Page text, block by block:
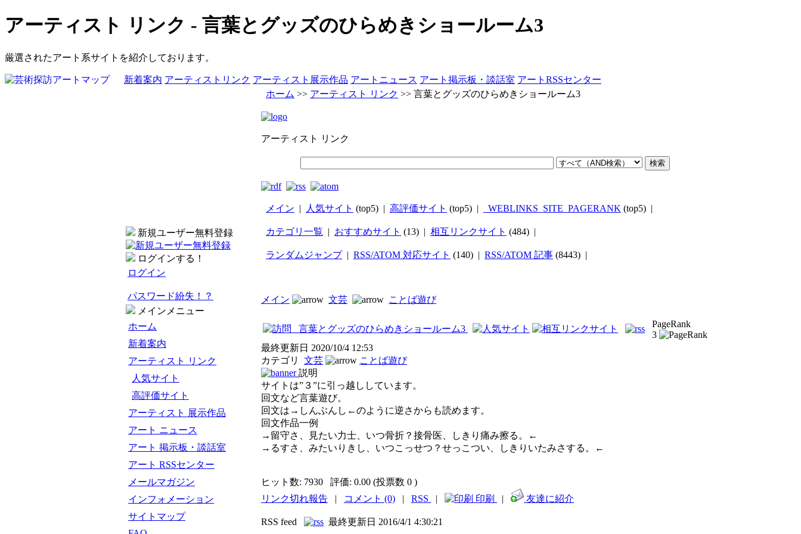
アーティスト リンク - 言葉とグッズのひらめきショールーム3
厳選されたアート系サイトを紹介しております。
新着案内 アーティストリンク アーティスト展示作品 アートニュース アート掲示板・談話室 アートRSSセンター
新規ユーザー無料登録
ログインする！
ログイン
パスワード紛失！？
メインメニュー
ホーム
新着案内
アーティスト リンク
人気サイト
高評価サイト
アーティスト 展示作品
アート ニュース
アート 掲示板・談話室
アート RSSセンター
メールマガジン
インフォメーション
サイトマップ
ホーム >> アーティスト リンク >> 言葉とグッズのひらめきショールーム3
アーティスト リンク
メイン | 人気サイト (top5) | 高評価サイト (top5) | _WEBLINKS_SITE_PAGERANK (top5) |
カテゴリ一覧 | おすすめサイト (13) | 相互リンクサイト (484) |
ランダムジャンプ| RSS/ATOM 対応サイト (140) | RSS/ATOM 記事 (8443) |
メイン 文芸 ことば遊び
言葉とグッズのひらめきショールーム3
PageRank
3
最終更新日 2020/10/4 12:53
カテゴリ
文芸
ことば遊び
説明
サイトは”３”に引っ越ししています。
回文など言葉遊び。
回文は→しんぶんし←のように逆さからも読めます。
回文作品一例
→留守さ、見たい力士、いつ骨折？接骨医、しきり痛み擦る。←
→るすさ、みたいりきし、いつこっせつ？せっこつい、しきりいたみさする。←
ヒット数: 7930 評価: 0.00 (投票数 0 )
リンク切れ報告 | コメント (0) | RSS | 印刷 | 友達に紹介
RSS feed 最終更新日 2016/4/1 4:30:21